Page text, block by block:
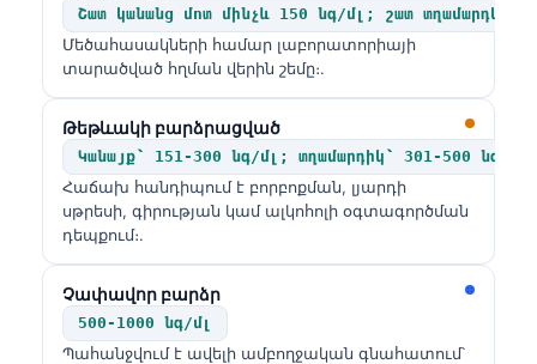
Շատ կանանց մոտ մինչև 150 նգ/մլ; շատ
Մեծահասակների համար լաբորատորիայի
տարածված հղման վերին շեմը։.
Թեթևակի բարձրացված
Կանայք՝ 151-300 նգ/մլ; տղամարդիկ՝ 301-500 նգ/մլ
Հաճախ հանդիպում է բորբոքման, լյարդի
սթրեսի, գիրության կամ ալկոհոլի օգտագործման
դեպքում։.
Չափավոր բարձր
500-1000 նգ/մլ
Պահանջվում է ավելի ամբողջական գնահատում՝
Euskara
Gàidhlig
Occitan
العربية المغربية
Afrikaans
Монгол
Basa Jawa
Cebuano